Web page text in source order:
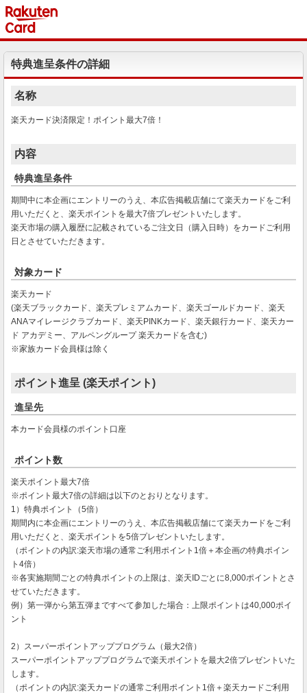
特典進呈条件の詳細
名称
楽天カード決済限定！ポイント最大7倍！
内容
特典進呈条件
期間中に本企画にエントリーのうえ、本広告掲載店舗にて楽天カードをご利
用いただくと、楽天ポイントを最大7倍プレゼントいたします。
楽天市場の購入履歴に記載されているご注文日（購入日時）をカードご利用
日とさせていただきます。
対象カード
楽天カード
(楽天ブラックカード、楽天プレミアムカード、楽天ゴールドカード、楽天
ANAマイレージクラブカード、楽天PINKカード、楽天銀行カード、楽天カー
ド アカデミー、アルペングループ 楽天カードを含む)
※家族カード会員様は除く
ポイント進呈 (楽天ポイント)
進呈先
本カード会員様のポイント口座
ポイント数
楽天ポイント最大7倍
※ポイント最大7倍の詳細は以下のとおりとなります。
1）特典ポイント（5倍）
期間内に本企画にエントリーのうえ、本広告掲載店舗にて楽天カードをご利
用いただくと、楽天ポイントを5倍プレゼントいたします。
（ポイントの内訳:楽天市場の通常ご利用ポイント1倍＋本企画の特典ポイン
ト4倍）
※各実施期間ごとの特典ポイントの上限は、楽天IDごとに8,000ポイントとさ
せていただきます。
例）第一弾から第五弾まですべて参加した場合：上限ポイントは40,000ポイ
ント
2）スーパーポイントアッププログラム（最大2倍）
スーパーポイントアッププログラムで楽天ポイントを最大2倍プレゼントいた
します。
（ポイントの内訳:楽天カードの通常ご利用ポイント1倍＋楽天カードご利用